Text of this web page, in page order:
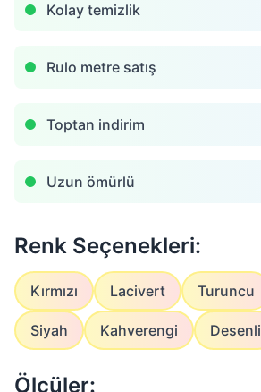
Kolay temizlik
Rulo metre satış
Toptan indirim
Uzun ömürlü
Renk Seçenekleri:
Kırmızı Lacivert Turuncu
Siyah Kahverengi Desenli
Ölçüler: